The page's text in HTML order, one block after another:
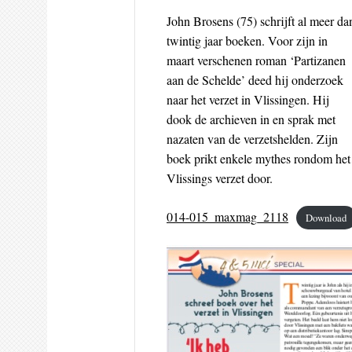
John Brosens (75) schrijft al meer
twintig jaar boeken. Voor zijn in
maart verschenen roman ‘Partizanen
aan de Schelde’ deed hij onderzoek
naar het verzet in Vlissingen. Hij
dook de archieven in en sprak met
nazaten van de verzetshelden. Zijn
boek prikt enkele mythes rondom het
Vlissings verzet door.
014-015_maxmag_2118 Download